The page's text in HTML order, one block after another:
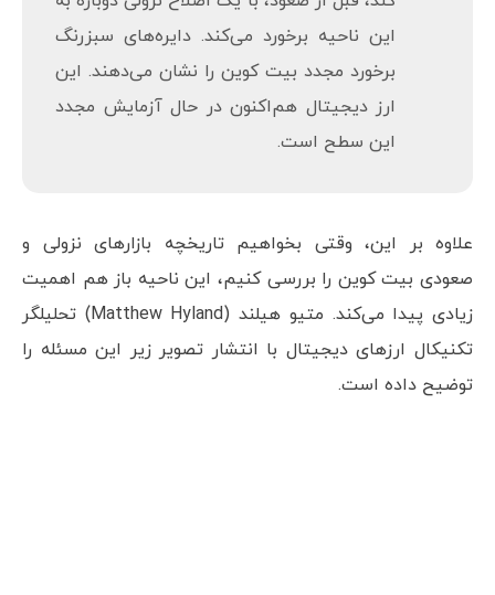
هر بار که بیت کوین می‌خواهد از محدوده
مقاومتی ۳۸,۰۰۰ دلاری (ناحیه قرمزرنگ) عبور
کند، قبل از صعود، با یک اصلاح نزولی دوباره به
ارز دیجیتال هم‌اکنون در حال آزمایش مجدد
این سطح است.
علاوه بر این، وقتی بخواهیم تاریخچه بازارهای نزولی و